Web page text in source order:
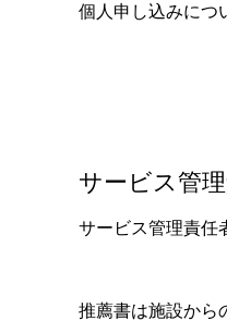
個人申し込みにつ
サービス管
サービス管理責任
推薦書は施設から